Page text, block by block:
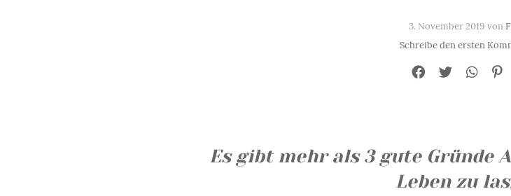
3. November 2019 von
Schreibe den ersten
Es gibt mehr als 3 gute Gründe
Leben zu